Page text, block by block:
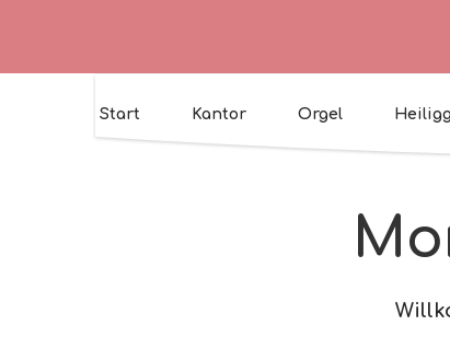
Start Kantor Orgel